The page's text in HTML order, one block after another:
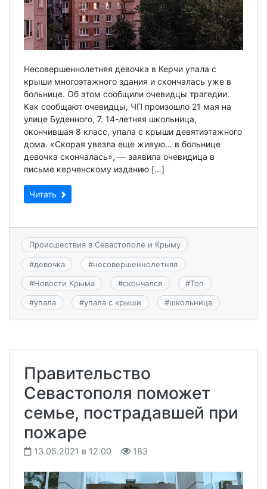
Несовершеннолетняя девочка в Керчи упала с
крыши многоэтажного здания и скончалась уже в
больнице. Об этом сообщили очевидцы трагедии.
Как сообщают очевидцы, ЧП произошло 21 мая на
улице Буденного, 7. 14-летняя школьница,
окончившая 8 класс, упала с крыши девятиэтажного
дома. «Скорая увезла еще живую… в больнице
девочка скончалась», — заявила очевидица в
письме керченскому изданию […]
Читать
Происшествия в Севастополе и Крыму
#девочка #несовершеннолетняя
#Новости Крыма #скончался #Топ
#упала #упала с крыши #школьница
Правительство
Севастополя поможет
семье, пострадавшей при
пожаре
13.05.2021 в 12:00 183